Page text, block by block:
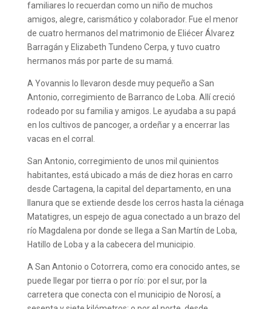
familiares lo recuerdan como un niño de muchos
amigos, alegre, carismático y colaborador. Fue el menor
de cuatro hermanos del matrimonio de Eliécer Álvarez
Barragán y Elizabeth Tundeno Cerpa, y tuvo cuatro
hermanos más por parte de su mamá.
A Yovannis lo llevaron desde muy pequeño a San
Antonio, corregimiento de Barranco de Loba. Allí creció
rodeado por su familia y amigos. Le ayudaba a su papá
en los cultivos de pancoger, a ordeñar y a encerrar las
vacas en el corral.
San Antonio, corregimiento de unos mil quinientos
habitantes, está ubicado a más de diez horas en carro
desde Cartagena, la capital del departamento, en una
llanura que se extiende desde los cerros hasta la ciénaga
Matatigres, un espejo de agua conectado a un brazo del
río Magdalena por donde se llega a San Martín de Loba,
Hatillo de Loba y a la cabecera del municipio.
A San Antonio o Cotorrera, como era conocido antes, se
puede llegar por tierra o por río: por el sur, por la
carretera que conecta con el municipio de Norosí, a